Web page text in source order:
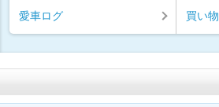
愛車ログ 買い物